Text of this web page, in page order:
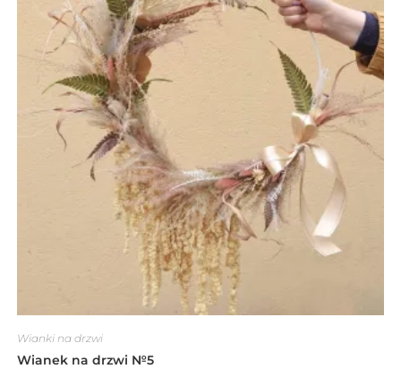
Wianki na drzwi
Wianek na drzwi №5